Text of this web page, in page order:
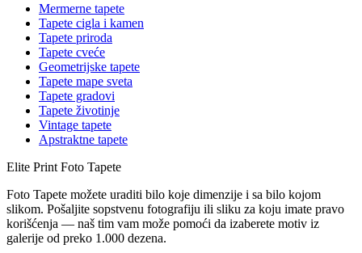
Mermerne tapete
Tapete cigla i kamen
Tapete priroda
Tapete cveće
Geometrijske tapete
Tapete mape sveta
Tapete gradovi
Tapete životinje
Vintage tapete
Apstraktne tapete
Elite Print Foto Tapete
Foto Tapete možete uraditi bilo koje dimenzije i sa bilo kojom
slikom. Pošaljite sopstvenu fotografiju ili sliku za koju imate pravo
korišćenja — naš tim vam može pomoći da izaberete motiv iz
galerije od preko 1.000 dezena.